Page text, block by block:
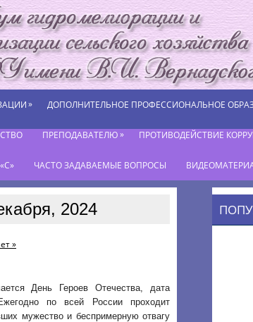
» ДОПОЛНИТЕЛЬНОЕ ПРОФЕССИОНАЛЬНОЕ
ПРЕПОДАВАТЕЛЮ» ПРОТИВОДЕЙСТВИЕ
ЧАСТО ЗАДАВАЕМЫЕ ВОПРОСЫ
2024
»
День Героев Отечества, дата
по всей России проходит
мужество и беспримерную отвагу